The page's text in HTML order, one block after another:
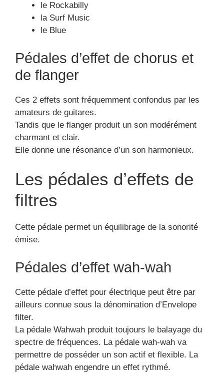
le Rockabilly
la Surf Music
le Blue
Pédales d’effet de chorus et
de flanger
Ces 2 effets sont fréquemment confondus par les
amateurs de guitares.
Tandis que le flanger produit un son modérément
charmant et clair.
Elle donne une résonance d’un son harmonieux.
Les pédales d’effets de
filtres
Cette pédale permet un équilibrage de la sonorité
émise.
Pédales d’effet wah-wah
Cette pédale d’effet pour électrique peut être par
ailleurs connue sous la dénomination d’Envelope
filter.
La pédale Wahwah produit toujours le balayage du
spectre de fréquences. La pédale wah-wah va
permettre de posséder un son actif et flexible. La
pédale wahwah engendre un effet rythmé.